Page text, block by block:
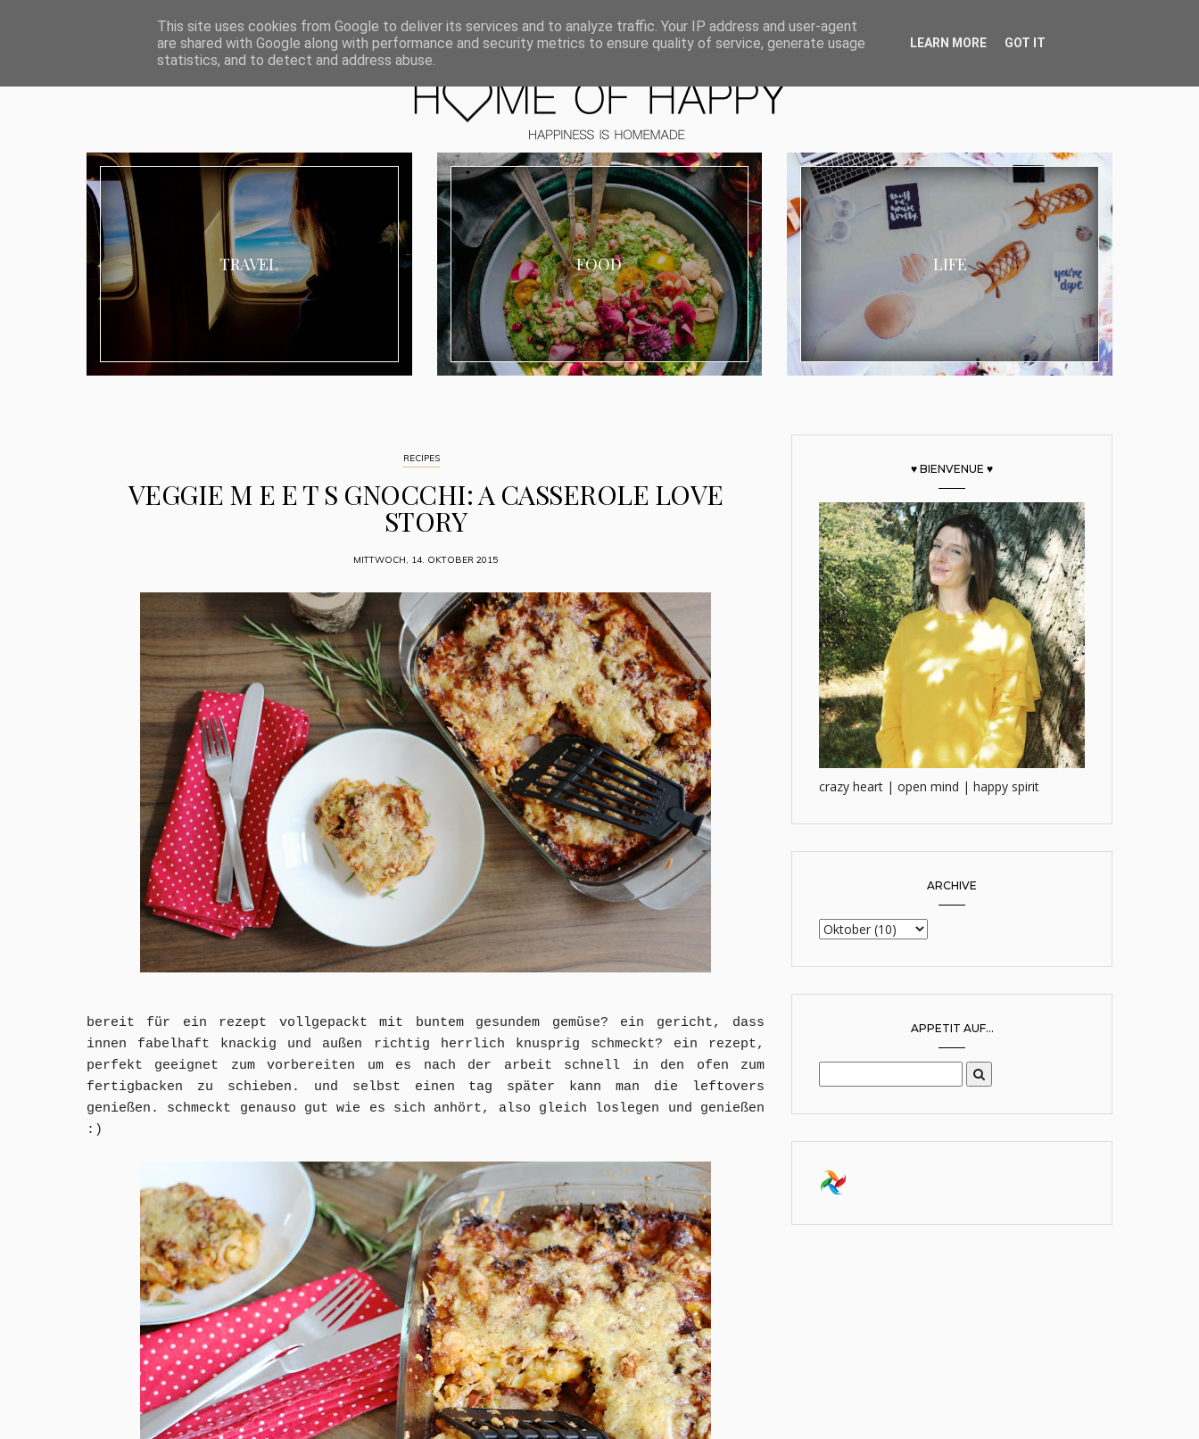
ABOUT I MEDIA & PR IMPRESSUM DATENSCHUTZ KATEGORIEN
TRAVEL FOOD LIFE
RECIPES
VEGGIE M E E T S GNOCCHI: A CASSEROLE LOVE
STORY
MITTWOCH, 14. OKTOBER 2015
bereit für ein rezept vollgepackt mit buntem gesundem gemüse? ein gericht, dass
innen fabelhaft knackig und außen richtig herrlich knusprig schmeckt? ein rezept,
perfekt geeignet zum vorbereiten um es nach der arbeit schnell in den ofen zum
fertigbacken zu schieben. und selbst einen tag später kann man die leftovers
genießen. schmeckt genauso gut wie es sich anhört, also gleich loslegen und genießen
:)
♥ BIENVENUE ♥
crazy heart | open mind | happy spirit
ARCHIVE
APPETIT AUF...
This site uses cookies from Google to deliver its services and to analyze traffic. Your IP address and user-agent
are shared with Google along with performance and security metrics to ensure quality of service, generate usage
statistics, and to detect and address abuse.
LEARN MORE GOT IT